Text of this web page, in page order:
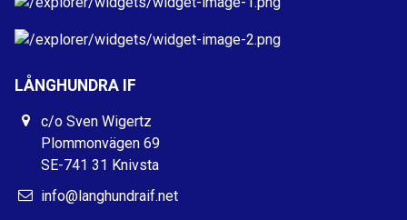
LÅNGHUNDRA IF
c/o Sven Wigertz
Plommonvägen 69
SE-741 31 Knivsta
info@langhundraif.net